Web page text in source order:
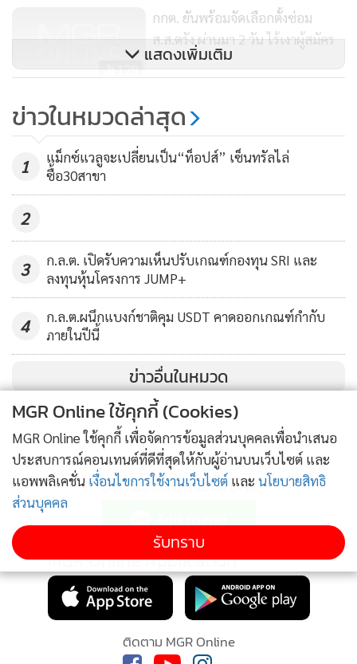
128
กกต. ยันพร้อมจัดเลือกตั้งซ่อม
ส.ส.ตรัง ผ่านมา 2 วัน ไร้เงาผู้สมัคร
141
วันแรกหงอย
แสดงเพิ่มเติม
ข่าวในหมวดล่าสุด
1
แม็กซ์แวลูจะเปลี่ยนเป็น“ท็อปส์” เซ็นทรัลไล่
ซื้อ30สาขา
2
3
ก.ล.ต. เปิดรับความเห็นปรับเกณฑ์กองทุน SRI และ
ลงทุนหุ้นโครงการ JUMP+
4
ก.ล.ต.ผนึกแบงก์ชาติคุม USDT คาดออกเกณฑ์กำกับ
ภายในปีนี้
ข่าวอื่นในหมวด
ติดตามข่าวสารผ่านทาง LINE
MGR Online Application
ติดตาม MGR Online
MGR Online ใช้คุกกี้ (Cookies)
MGR Online ใช้คุกกี้ เพื่อจัดการข้อมูลส่วนบุคคลเพื่อนำเสนอ
ประสบการณ์คอนเทนต์ที่ดีที่สุดให้กับผู้อ่านบนเว็บไซต์ และ
แอพพลิเคชั่น เงื่อนไขการใช้งานเว็บไซต์ และ นโยบายสิทธิ
ส่วนบุคคล
รับทราบ